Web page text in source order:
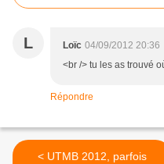
L Loïc 04/09/2012 20:36
<br /> tu les as trouvé
Répondre
< UTMB 2012, parfois